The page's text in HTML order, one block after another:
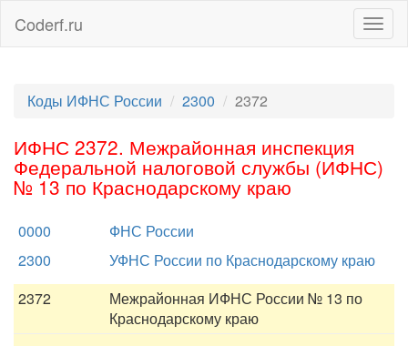
Coderf.ru
Коды ИФНС России 2300 2372
ИФНС 2372. Межрайонная инспекция
Федеральной налоговой службы (ИФНС)
№ 13 по Краснодарскому краю
0000
ФНС России
2300
УФНС России по Краснодарскому краю
2372
Межрайонная ИФНС России № 13 по
Краснодарскому краю